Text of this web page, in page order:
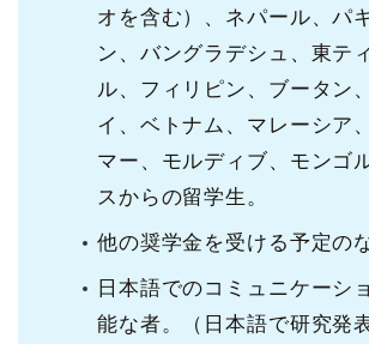
オを含む）、ネパール、パ
ン、バングラデシュ、東テ
ル、フィリピン、ブータン
イ、ベトナム、マレーシア
マー、モルディブ、モンゴ
スからの留学生。
他の奨学金を受ける予定の
日本語でのコミュニケーシ
能な者。（日本語で研究発